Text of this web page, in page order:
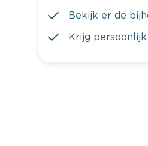
Bekijk er de
Krijg